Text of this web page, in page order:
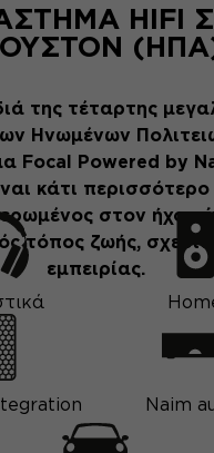
HIFI
της τέταρτης
Ηνωμένων
Focal Powered by
κάτι
στον ήχο:
τόπος ζωής,
εμπειρίας.
Naim